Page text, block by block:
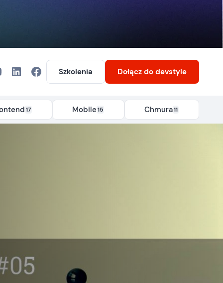
Szkolenia Dołącz do devstyle
17 Mobile15 Chmura11